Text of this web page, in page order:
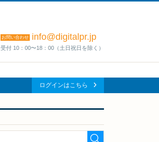
お問い合わせ info@digitalpr.jp
受付 10：00〜18：00（土日祝日を除く）
ログインはこちら